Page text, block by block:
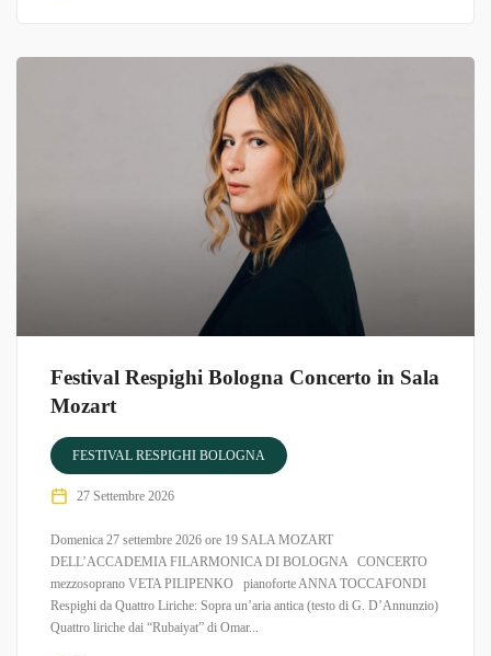
Festival Respighi Bologna Concerto in Sala
Mozart
FESTIVAL RESPIGHI BOLOGNA
27 Settembre 2026
Domenica 27 settembre 2026 ore 19 SALA MOZART
DELL’ACCADEMIA FILARMONICA DI BOLOGNA CONCERTO
mezzosoprano VETA PILIPENKO pianoforte ANNA TOCCAFONDI
Respighi da Quattro Liriche: Sopra un’aria antica (testo di G. D’Annunzio)
Quattro liriche dai “Rubaiyat” di Omar...